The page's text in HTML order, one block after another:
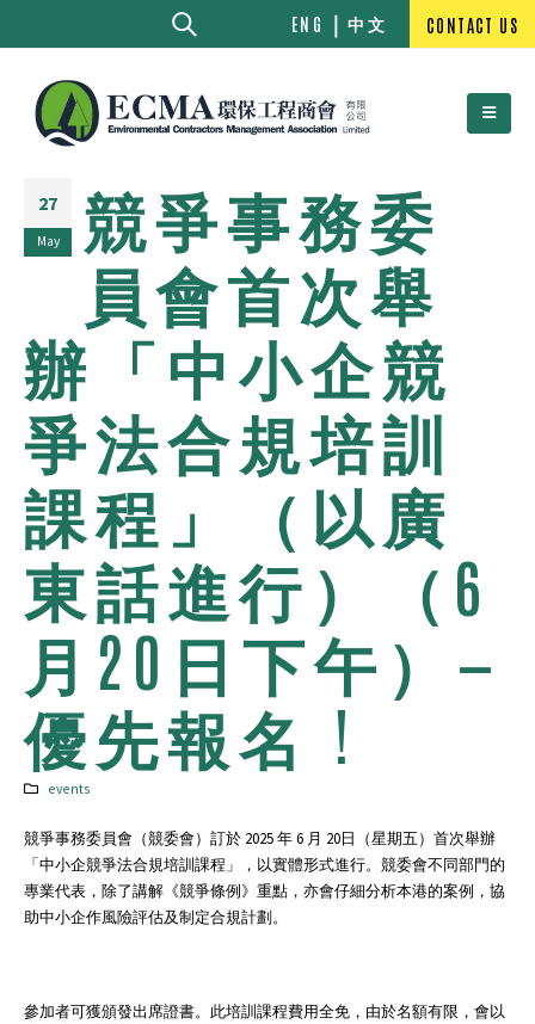
ENG 中文 CONTACT US
27
May
競爭事務委
員會首次舉
辦「中小企競
爭法合規培訓
課程」（以廣
東話進行）（6
月20日下午）—
優先報名 !
events
競爭事務委員會（競委會）訂於 2025 年 6 月 20日（星期五）首次舉辦
「中小企競爭法合規培訓課程」，以實體形式進行。競委會不同部門的
專業代表，除了講解《競爭條例》重點，亦會仔細分析本港的案例，協
助中小企作風險評估及制定合規計劃。
參加者可獲頒發出席證書。此培訓課程費用全免，由於名額有限，會以